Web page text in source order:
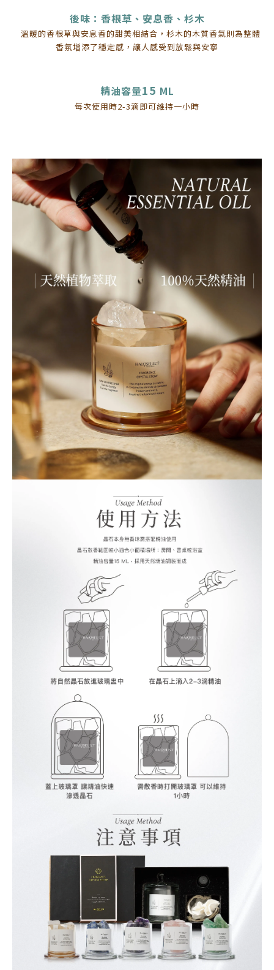
後味：香根草、安息香、杉木
溫暖的香根草與安息香的甜美相結合，杉木的木質香氣則為整體
香氛增添了穩定感，讓人感受到放鬆與安寧
精油容量15 ML
每次使用時2-3滴即可維持一小時